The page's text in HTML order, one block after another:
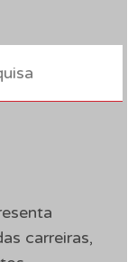
carreiras,